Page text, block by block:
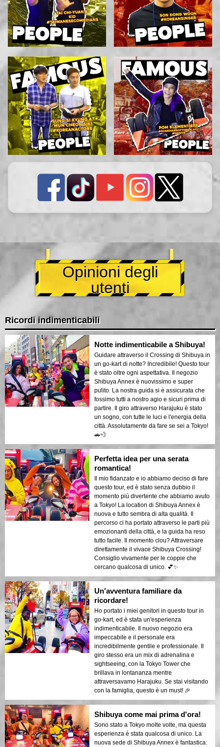
Opinioni degli
utenti
Ricordi indimenticabili
Notte indimenticabile a Shibuya!
Guidare attraverso il Crossing di Shibuya in
un go-kart di notte? Incredibile! Questo tour
è stato oltre ogni aspettativa. Il negozio
Shibuya Annex è nuovissimo e super
pulito. La nostra guida si è assicurata che
fossimo tutti a nostro agio e sicuri prima di
partire. Il giro attraverso Harajuku è stato
un sogno, con tutte le luci e l'energia della
città. Assolutamente da fare se sei a Tokyo!
🚗💨
Perfetta idea per una serata
romantica!
Il mio fidanzato e io abbiamo deciso di fare
questo tour, ed è stato senza dubbio il
momento più divertente che abbiamo avuto
a Tokyo! La location di Shibuya Annex è
nuova e tutto sembra di alta qualità. Il
percorso ci ha portato attraverso le parti più
emozionanti della città, e la guida ha reso
tutto facile. Il momento clou? Attraversare
direttamente il vivace Shibuya Crossing!
Consiglio vivamente per le coppie che
cercano qualcosa di unico. 💕✨
Un'avventura familiare da
ricordare!
Ho portato i miei genitori in questo tour in
go-kart, ed è stata un'esperienza
indimenticabile. Il nuovo negozio era
impeccabile e il personale era
incredibilmente gentile e professionale. Il
giro stesso era un mix di adrenalina e
sightseeing, con la Tokyo Tower che
brillava in lontananza mentre
attraversavamo Harajuku. Se stai visitando
con la famiglia, questo è un must! 🎉
Shibuya come mai prima d'ora!
Sono stato a Tokyo molte volte, ma questa
esperienza è stata qualcosa di unico. La
nuova sede di Shibuya Annex è fantastica: